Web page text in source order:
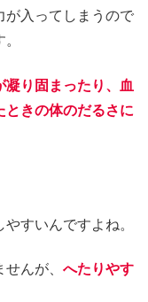
が入ってしまうので
り固まったり、血
ときの体のだるさに
すいんですよね。
んが、 へたりやす